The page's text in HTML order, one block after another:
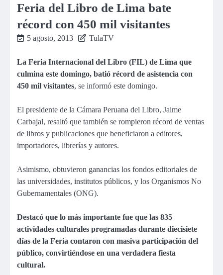
Feria del Libro de Lima bate
récord con 450 mil visitantes
5 agosto, 2013 TulaTV
La Feria Internacional del Libro (FIL) de Lima que
culmina este domingo, batió récord de asistencia con
450 mil visitantes, se informó este domingo.
El presidente de la Cámara Peruana del Libro, Jaime
Carbajal, resaltó que también se rompieron récord de ventas
de libros y publicaciones que beneficiaron a editores,
importadores, librerías y autores.
Asimismo, obtuvieron ganancias los fondos editoriales de
las universidades, institutos públicos, y los Organismos No
Gubernamentales (ONG).
Destacó que lo más importante fue que las 835
actividades culturales programadas durante diecisiete
días de la Feria contaron con masiva participación del
público, convirtiéndose en una verdadera fiesta
cultural.